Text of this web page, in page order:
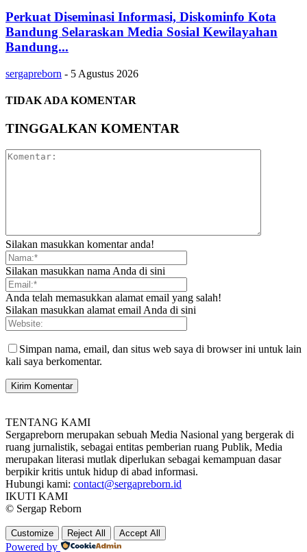
Perkuat Diseminasi Informasi, Diskominfo Kota
Bandung Selaraskan Media Sosial Kewilayahan
Bandung...
sergapreborn - 5 Agustus 2026
TIDAK ADA KOMENTAR
TINGGALKAN KOMENTAR
Silakan masukkan komentar anda!
Silakan masukkan nama Anda di sini
Anda telah memasukkan alamat email yang salah!
Silakan masukkan alamat email Anda di sini
Simpan nama, email, dan situs web saya di browser ini untuk lain
kali saya berkomentar.
TENTANG KAMI
Sergapreborn merupakan sebuah Media Nasional yang bergerak di
ruang jurnalistik, sebagai entitas pemberian ruang Publik, Media
merupakan literasi mutlak diperlukan sebagai kemampuan dasar
berpikir kritis untuk hidup di abad informasi.
Hubungi kami: contact@sergapreborn.id
IKUTI KAMI
© Sergap Reborn
Customize Reject All Accept All
Powered by